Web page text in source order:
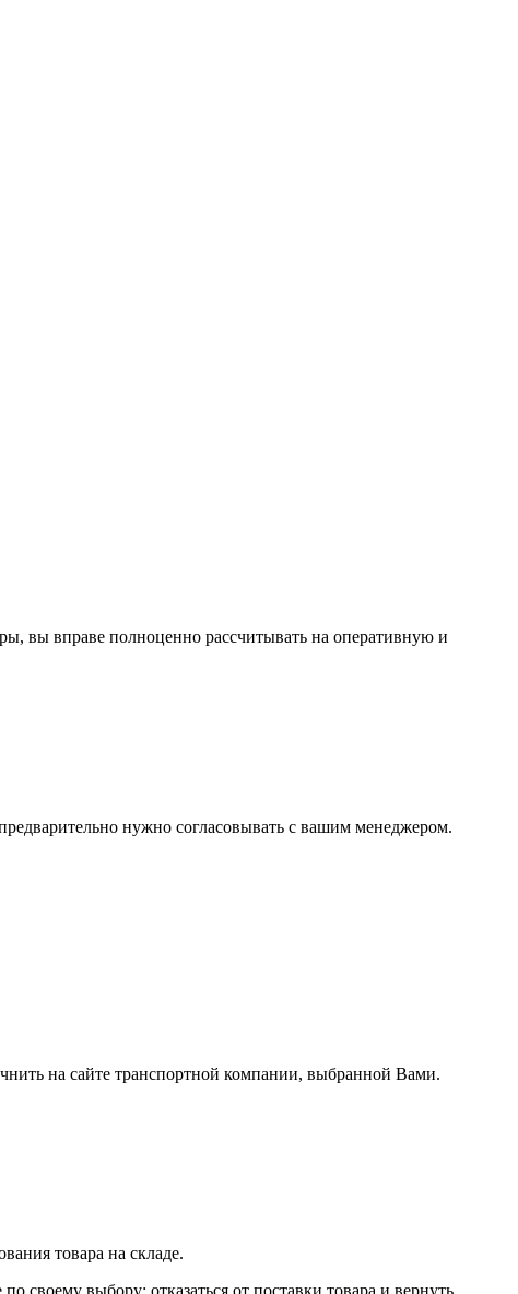
вы вправе полноценно рассчитывать на оперативную и
нужно согласовывать с вашим менеджером.
на сайте транспортной компании, выбранной Вами.
товара на складе.
своему выбору: отказаться от поставки товара и вернуть